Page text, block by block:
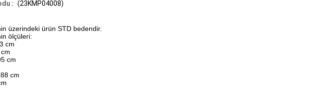
(23KMP04008)
üzerindeki ürün STD bedendir.
ölçüleri:
cm
cm
cm